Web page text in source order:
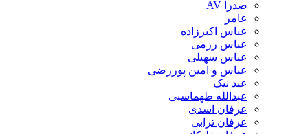
صدرا AV
عامر
عباس اکبرزاده
عباس رزمی
عباس سهیلی
عباس و امین پوررضی
عبد نیک
عبدالله طهماسبی‎
عرفان اسدی
عرفان ترابی